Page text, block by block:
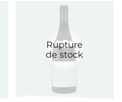
Rupture
de stock